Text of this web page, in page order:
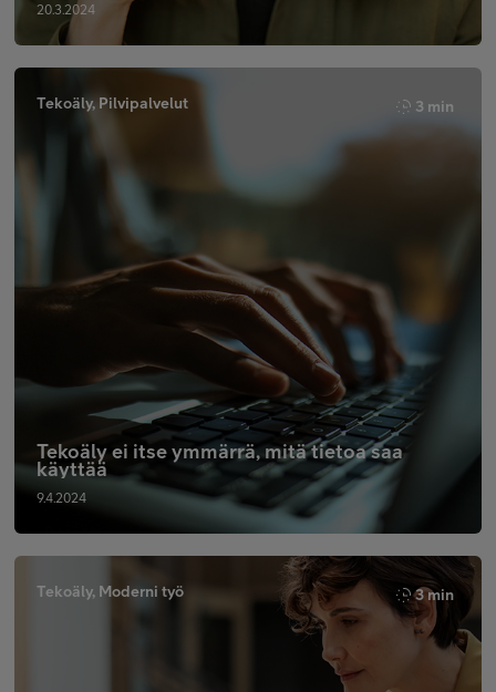
20.3.2024
Tekoäly, Pilvipalvelut 3 min
Tekoäly ei itse ymmärrä, mitä tietoa saa
käyttää
9.4.2024
Tekoäly, Moderni työ 3 min